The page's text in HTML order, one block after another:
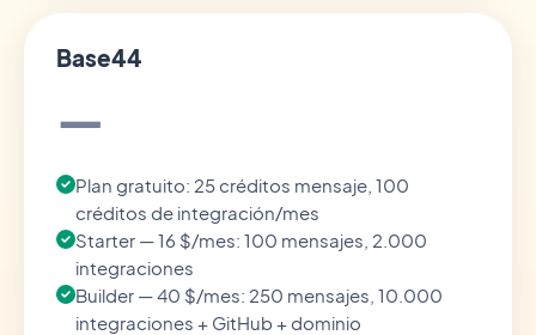
Base44
—
Plan gratuito: 25 créditos mensaje, 100
créditos de integración/mes
Starter — 16 $/mes: 100 mensajes, 2.000
integraciones
Builder — 40 $/mes: 250 mensajes, 10.000
integraciones + GitHub + dominio